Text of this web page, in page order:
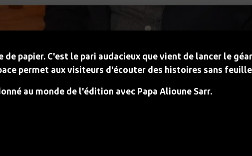
de papier. C'est le pari audacieux que vient de lancer le
permet aux visiteurs d'écouter des histoires sans
au monde de l'édition avec Papa Alioune Sarr.